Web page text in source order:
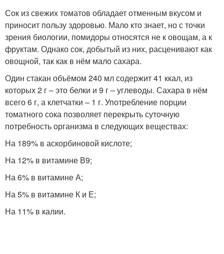
Сок из свежих томатов обладает отменным вкусом и
приносит пользу здоровью. Мало кто знает, но с точки
зрения биологии, помидоры относятся не к овощам, а к
фруктам. Однако сок, добытый из них, расценивают как
овощной, так как в нём мало сахара.
Один стакан объёмом 240 мл содержит 41 ккал, из
которых 2 г – это белки и 9 г – углеводы. Сахара в нём
всего 6 г, а клетчатки – 1 г. Употребление порции
томатного сока позволяет перекрыть суточную
потребность организма в следующих веществах:
На 189% в аскорбиновой кислоте;
На 12% в витамине В9;
На 6% в витамине А;
На 5% в витамине К и Е;
На 11% в калии.